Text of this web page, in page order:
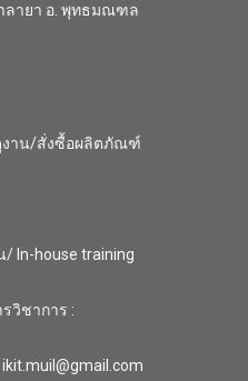
ลายา อ. พุทธมณฑล
งาน/สั่งซื้อผลิตภัณฑ์
In-house training
วิชาการ :